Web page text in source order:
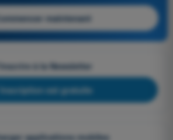
maintenant
à la Newsletter
est gratuite
applications mobiles